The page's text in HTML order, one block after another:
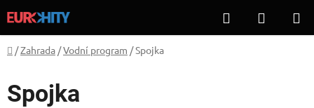
na
obsah
Hledat
KOŠÍK
Domů
/Zahrada /Vodní program /Spojka
Spojka